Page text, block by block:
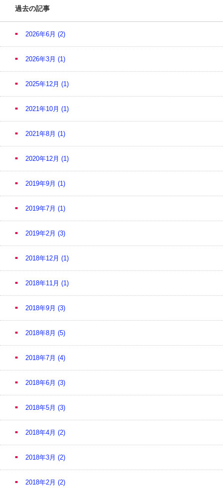
過去の記事
2026年6月 (2)
2026年3月 (1)
2025年12月 (1)
2021年10月 (1)
2021年8月 (1)
2020年12月 (1)
2019年9月 (1)
2019年7月 (1)
2019年2月 (3)
2018年12月 (1)
2018年11月 (1)
2018年9月 (3)
2018年8月 (5)
2018年7月 (4)
2018年6月 (3)
2018年5月 (3)
2018年4月 (2)
2018年3月 (2)
2018年2月 (2)